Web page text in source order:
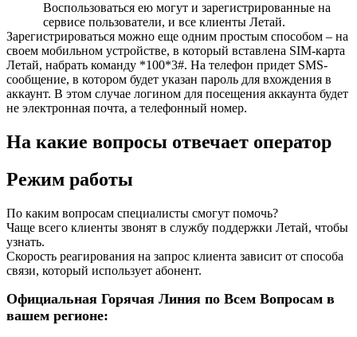
Воспользоваться ею могут и зарегистрированные на
сервисе пользователи, и все клиенты Летай.
Зарегистрироваться можно еще одним простым способом – на
своем мобильном устройстве, в который вставлена SIM-карта
Летай, набрать команду *100*3#. На телефон придет SMS-
сообщение, в котором будет указан пароль для вхождения в
аккаунт. В этом случае логином для посещения аккаунта будет
не электронная почта, а телефонный номер.
На какие вопросы отвечает оператор
Режим работы
По каким вопросам специалисты смогут помочь?
Чаще всего клиенты звонят в службу поддержки Летай, чтобы
узнать.
Скорость реагирования на запрос клиента зависит от способа
связи, который использует абонент.
Официальная Горячая Линия по Всем Вопросам в
вашем регионе: